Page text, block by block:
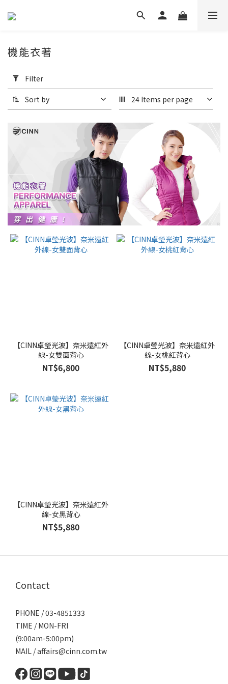
Filter
(0/20)
用
季
(3)
機能衣著
Filter
Sort by 24 Items per page
【CINN卓瑩光波】奈米遠紅外
線-女雙面背心
NT$6,800
【CINN卓瑩光波】奈米遠紅外
線-女桃紅背心
NT$5,880
【CINN卓瑩光波】奈米遠紅外
線-女黑背心
NT$5,880
Contact
PHONE / 03-4851333
TIME / MON-FRI
(9:00am-5:00pm)
MAIL / affairs@cinn.com.tw